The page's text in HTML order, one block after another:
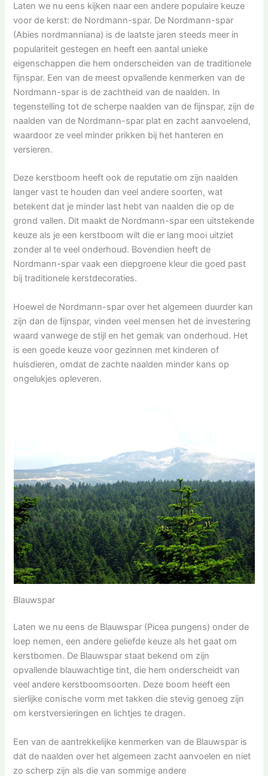
Laten we nu eens kijken naar een andere populaire keuze
voor de kerst: de Nordmann-spar. De Nordmann-spar
(Abies nordmanniana) is de laatste jaren steeds meer in
populariteit gestegen en heeft een aantal unieke
eigenschappen die hem onderscheiden van de traditionele
fijnspar. Een van de meest opvallende kenmerken van de
Nordmann-spar is de zachtheid van de naalden. In
tegenstelling tot de scherpe naalden van de fijnspar, zijn de
naalden van de Nordmann-spar plat en zacht aanvoelend,
waardoor ze veel minder prikken bij het hanteren en
versieren.
Deze kerstboom heeft ook de reputatie om zijn naalden
langer vast te houden dan veel andere soorten, wat
betekent dat je minder last hebt van naalden die op de
grond vallen. Dit maakt de Nordmann-spar een uitstekende
keuze als je een kerstboom wilt die er lang mooi uitziet
zonder al te veel onderhoud. Bovendien heeft de
Nordmann-spar vaak een diepgroene kleur die goed past
bij traditionele kerstdecoraties.
Hoewel de Nordmann-spar over het algemeen duurder kan
zijn dan de fijnspar, vinden veel mensen het de investering
waard vanwege de stijl en het gemak van onderhoud. Het
is een goede keuze voor gezinnen met kinderen of
huisdieren, omdat de zachte naalden minder kans op
ongelukjes opleveren.
Blauwspar
Laten we nu eens de Blauwspar (Picea pungens) onder de
loep nemen, een andere geliefde keuze als het gaat om
kerstbomen. De Blauwspar staat bekend om zijn
opvallende blauwachtige tint, die hem onderscheidt van
veel andere kerstboomsoorten. Deze boom heeft een
sierlijke conische vorm met takken die stevig genoeg zijn
om kerstversieringen en lichtjes te dragen.
Een van de aantrekkelijke kenmerken van de Blauwspar is
dat de naalden over het algemeen zacht aanvoelen en niet
zo scherp zijn als die van sommige andere